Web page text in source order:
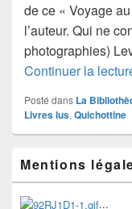
de ce « Voyage
l’auteur. Qui ne
photographies)
Continuer la
Posté dans La
Livres lus, Quichottine
principale
de
widget
Mentions
...